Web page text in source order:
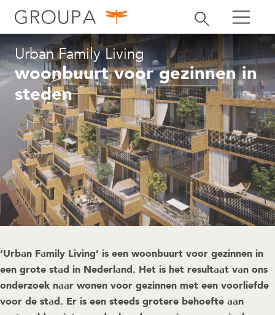
Zoekbalk
zoeken zoeken
Urban Family Living
woonbuurt voor gezinnen in
steden
‘Urban Family Living’ is een woonbuurt voor gezinnen in
een grote stad in Nederland. Het is het resultaat van ons
onderzoek naar wonen voor gezinnen met een voorliefde
voor de stad. Er is een steeds grotere behoefte aan